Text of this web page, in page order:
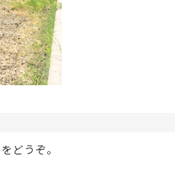
をどうぞ。